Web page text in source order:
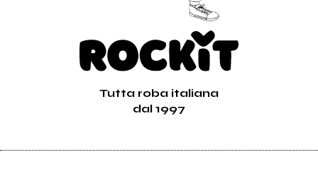
Tutta roba italiana
dal 1997